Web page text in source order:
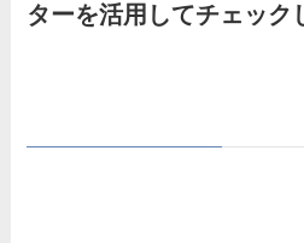
ターを活用してチェック